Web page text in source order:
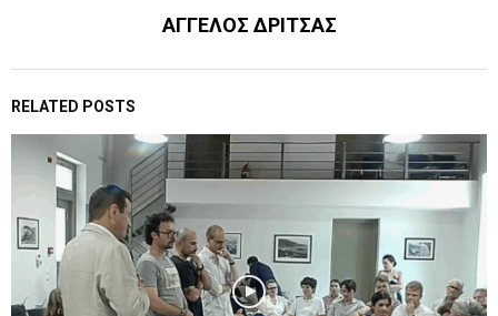
ΑΓΓΕΛΟΣ ΔΡΙΤΣΑΣ
RELATED POSTS